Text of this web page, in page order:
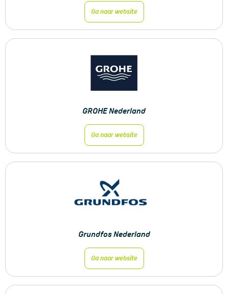
Ga naar website
GROHE Nederland
Ga naar website
Grundfos Nederland
Ga naar website